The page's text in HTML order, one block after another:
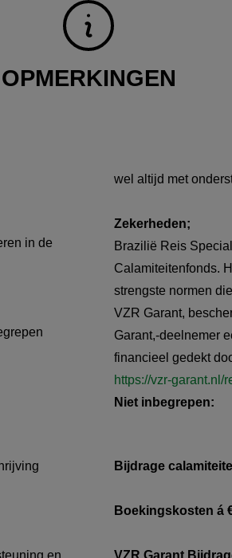
OPMERKINGEN
in de
en
wel altijd met
Zekerheden;
Brazilië Reis
Calamiteitenfonds.
strengste normen
VZR Garant,
Garant,-deelnemer
financieel gedekt
https://vzr-garant.nl/
Niet inbegrepen:
Bijdrage
Boekingskosten á
VZR Garant